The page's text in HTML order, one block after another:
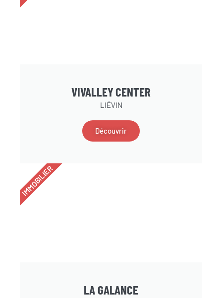
VIVALLEY CENTER
LIÉVIN
Découvrir
LA GALANCE
IMMOBILIER